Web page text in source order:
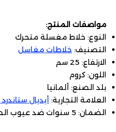
مواصفات المنتج:
النوع: خلاط مغسلة متحرك
التصنيف: خلاطات مغاسل
الارتفاع: 25 سم
اللون: كروم
بلد الصنع: ألمانيا
العلامة التجارية: أيديال ستاندرد
الضمان: 5 سنوات ضد عيوب الصناعة